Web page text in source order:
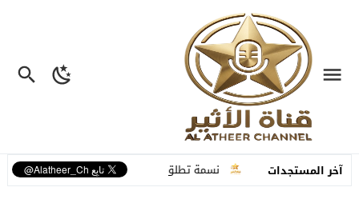
آخر المستجدات
تفاعلية متكاملة نسمة تطلق “ما عم بنساك”.. أغنية مصوّرة تحوّل وجع